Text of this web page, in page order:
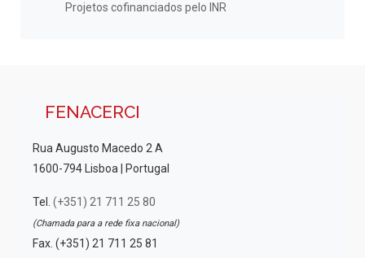
Projetos cofinanciados pelo INR
FENACERCI
Rua Augusto Macedo 2 A
1600-794 Lisboa | Portugal
Tel. (+351) 21 711 25 80
(Chamada para a rede fixa nacional)
Fax. (+351) 21 711 25 81